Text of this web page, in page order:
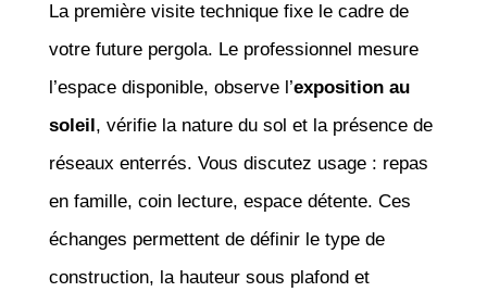
La première visite technique fixe le cadre de
votre future pergola. Le professionnel mesure
l’espace disponible, observe l’exposition au
soleil, vérifie la nature du sol et la présence de
réseaux enterrés. Vous discutez usage : repas
en famille, coin lecture, espace détente. Ces
échanges permettent de définir le type de
construction, la hauteur sous plafond et